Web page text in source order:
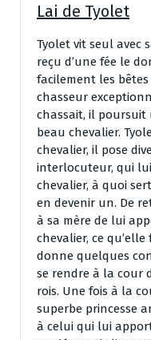
Lai de Tyolet
Tyolet vit seul avec
reçu d’une fée le
facilement les
chasseur
chassait, il poursuit
beau chevalier.
chevalier, il pose
interlocuteur, qui
chevalier, à quoi
en devenir un. De
à sa mère de lui
chevalier, ce
donne quelques
se rendre à la cour
rois. Une fois à la
superbe princesse
à celui qui lui